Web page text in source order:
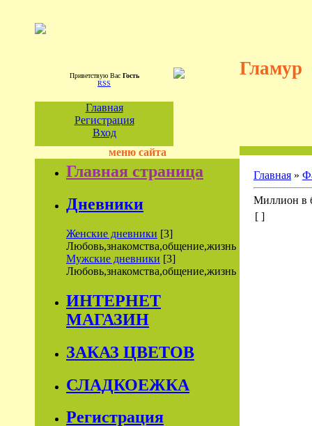
Приветствую Вас Гость
RSS
Гламур
Главная
Регистрация
Вход
меню сайта
Главная страница
Дневники
Женские дневники [3]
Любовь,знакомства,общение,жизнь
Мужские дневники [3]
Любовь,знакомства,общение,жизнь
ИНТЕРНЕТ
МАГАЗИН
ЗАКАЗ ЦВЕТОВ
СЛАДКОЕЖКА
Регистрация
Главная »
Миллион в
[ ]